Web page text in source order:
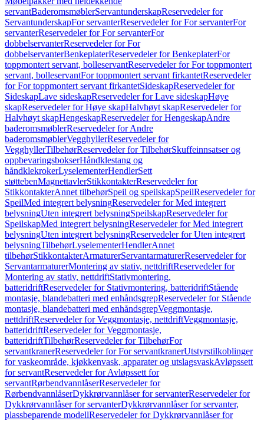
servantBaderomsmøblerServantunderskapReservedeler for
ServantunderskapFor servanterReservedeler for For servanterFor
servanterReservedeler for For servanterFor
dobbelservanterReservedeler for For
dobbelservanterBenkeplaterReservedeler for BenkeplaterFor
toppmontert servant, bolleservantReservedeler for For toppmontert
servant, bolleservantFor toppmontert servant firkantetReservedeler
for For toppmontert servant firkantetSideskapReservedeler for
SideskapLave sideskapReservedeler for Lave sideskapHøye
skapReservedeler for Høye skapHalvhøyt skapReservedeler for
Halvhøyt skapHengeskapReservedeler for HengeskapAndre
baderomsmøblerReservedeler for Andre
baderomsmøblerVegghyllerReservedeler for
VegghyllerTilbehørReservedeler for TilbehørSkuffeinnsatser og
oppbevaringsbokserHåndklestang og
håndklekrokerLyselementerHendlerSett
støttebenMagnettavlerStikkontakterReservedeler for
StikkontakterAnnet tilbehørSpeil og speilskapSpeilReservedeler for
SpeilMed integrert belysningReservedeler for Med integrert
belysningUten integrert belysningSpeilskapReservedeler for
SpeilskapMed integrert belysningReservedeler for Med integrert
belysningUten integrert belysningReservedeler for Uten integrert
belysningTilbehørLyselementerHendlerAnnet
tilbehørStikkontakterArmaturerServantarmaturerReservedeler for
ServantarmaturerMontering av stativ, nettdriftReservedeler for
Montering av stativ, nettdriftStativmontering,
batteridriftReservedeler for Stativmontering, batteridriftStående
montasje, blandebatteri med enhåndsgrepReservedeler for Stående
montasje, blandebatteri med enhåndsgrepVeggmontasje,
nettdriftReservedeler for Veggmontasje, nettdriftVeggmontasje,
batteridriftReservedeler for Veggmontasje,
batteridriftTilbehørReservedeler for TilbehørFor
servantkranerReservedeler for For servantkranerUtstyrstilkoblinger
for vaskeområde, kjøkkenvask, apparater og utslagsvaskAvløpssett
for servantReservedeler for Avløpssett for
servantRørbendvannlåserReservedeler for
RørbendvannlåserDykkrørvannlåser for servanterReservedeler for
Dykkrørvannlåser for servanterDykkrørvannlåser for servanter,
plassbeparende modellReservedeler for Dykkrørvannlåser for